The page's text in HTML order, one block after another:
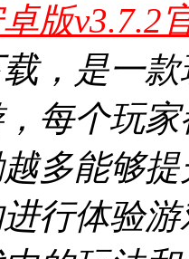
版v3.7.2
，是一
每个玩
多能够
行体验